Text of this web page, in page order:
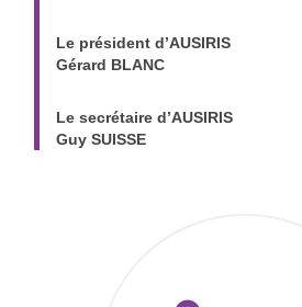
Le président d’AUSIRIS
Gérard BLANC
Le secrétaire d’AUSIRIS
Guy SUISSE